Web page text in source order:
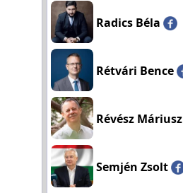
Radics Béla
Rétvári Bence
Révész Máriusz
Semjén Zsolt